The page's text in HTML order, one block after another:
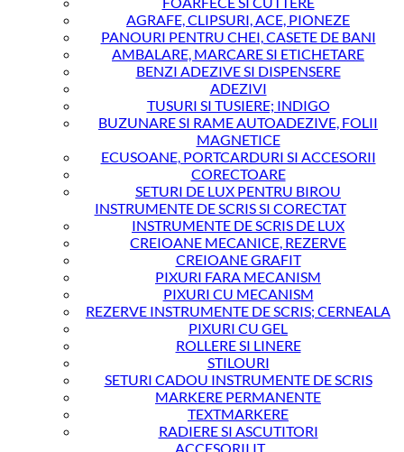
AGRAFE, CLIPSURI, ACE, PIONEZE
PANOURI PENTRU CHEI, CASETE DE BANI
AMBALARE, MARCARE SI ETICHETARE
BENZI ADEZIVE SI DISPENSERE
ADEZIVI
TUSURI SI TUSIERE; INDIGO
BUZUNARE SI RAME AUTOADEZIVE, FOLII
MAGNETICE
ECUSOANE, PORTCARDURI SI ACCESORII
CORECTOARE
SETURI DE LUX PENTRU BIROU
INSTRUMENTE DE SCRIS SI CORECTAT
INSTRUMENTE DE SCRIS DE LUX
CREIOANE MECANICE, REZERVE
CREIOANE GRAFIT
PIXURI FARA MECANISM
PIXURI CU MECANISM
REZERVE INSTRUMENTE DE SCRIS; CERNEALA
PIXURI CU GEL
ROLLERE SI LINERE
STILOURI
SETURI CADOU INSTRUMENTE DE SCRIS
MARKERE PERMANENTE
TEXTMARKERE
RADIERE SI ASCUTITORI
ACCESORII IT